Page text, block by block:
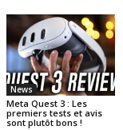
News
Meta Quest 3 : Les
premiers tests et avis
sont plutôt bons !